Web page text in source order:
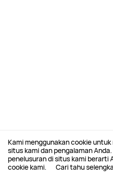
Kami menggunakan cookie
situs kami dan pengalaman
penelusuran di situs kami berarti
cookie kami.
Cari tahu